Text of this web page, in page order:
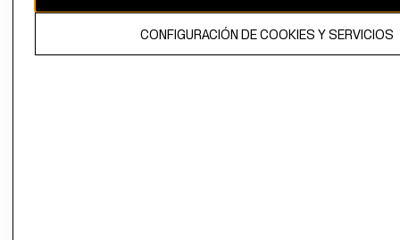
El contenido de esta página web está protegido por copyright y es
propiedad de H&M Hennes & Mauritz AB.CONFIGURACIÓN DE COOKIES Y SERVICIOS